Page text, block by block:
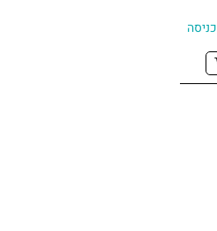
כניסה